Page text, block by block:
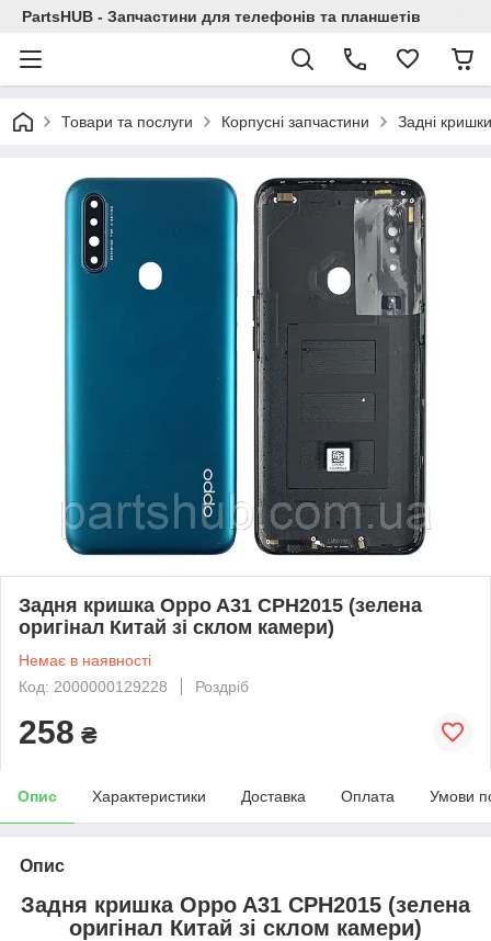
PartsHUB - Запчастини для телефонів та планшетів
Товари та послуги Корпусні запчастини Задні кришки
Задня кришка Oppo A31 CPH2015 (зелена
оригінал Китай зі склом камери)
Немає в наявності
Код: 2000000129228
Роздріб
258 ₴
Опис Характеристики Доставка Оплата Умови
Опис
Задня кришка Oppo A31 CPH2015 (зелена
оригінал Китай зі склом камери)